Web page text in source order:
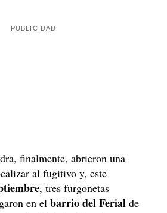
finalmente, abrieron una
al fugitivo y, este
, tres furgonetas
en el barrio del Ferial de